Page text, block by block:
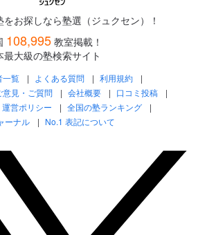
お探しなら塾選（ジュクセン）！
108,995 教室掲載！
最大級の塾検索サイト
一覧 よくある質問
利用規約
意見・ご質問 会社概要
口コミ投稿
運営ポリシー
全国の塾ランキング
ーナル
No.1 表記について